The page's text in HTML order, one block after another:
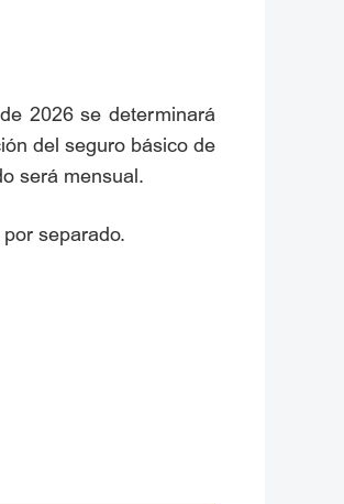
2026 se determinará
del seguro básico de
será mensual.
separado.